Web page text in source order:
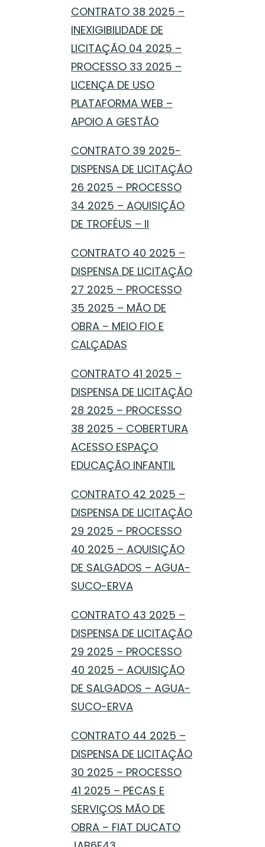
CONTRATO 38 2025 –
INEXIGIBILIDADE DE
LICITAÇÃO 04 2025 –
PROCESSO 33 2025 –
LICENÇA DE USO
PLATAFORMA WEB –
APOIO A GESTÃO
CONTRATO 39 2025-
DISPENSA DE LICITAÇÃO
26 2025 – PROCESSO
34 2025 – AQUISIÇÃO
DE TROFÉUS – II
CONTRATO 40 2025 –
DISPENSA DE LICITAÇÃO
27 2025 – PROCESSO
35 2025 – MÃO DE
OBRA – MEIO FIO E
CALÇADAS
CONTRATO 41 2025 –
DISPENSA DE LICITAÇÃO
28 2025 – PROCESSO
38 2025 – COBERTURA
ACESSO ESPAÇO
EDUCAÇÃO INFANTIL
CONTRATO 42 2025 –
DISPENSA DE LICITAÇÃO
29 2025 – PROCESSO
40 2025 – AQUISIÇÃO
DE SALGADOS – AGUA-
SUCO-ERVA
CONTRATO 43 2025 –
DISPENSA DE LICITAÇÃO
29 2025 – PROCESSO
40 2025 – AQUISIÇÃO
DE SALGADOS – AGUA-
SUCO-ERVA
CONTRATO 44 2025 –
DISPENSA DE LICITAÇÃO
30 2025 – PROCESSO
41 2025 – PECAS E
SERVIÇOS MÃO DE
OBRA – FIAT DUCATO